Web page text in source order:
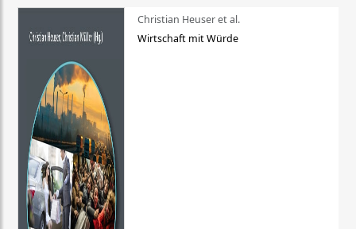
Christian Heuser et al.
Wirtschaft mit Würde